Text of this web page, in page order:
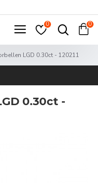
0 0
LGD 0.30ct - 120211
0.30ct -